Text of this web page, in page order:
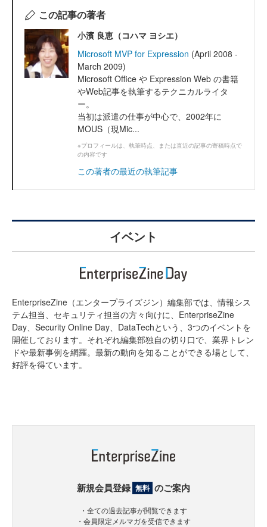
この記事の著者
小濱 良恵（コハマ ヨシエ）
Microsoft MVP for Expression (April 2008 -
March 2009)
Microsoft Office や Expression Web の書籍
やWeb記事を執筆するテクニカルライタ
ー。
当初は派遣の仕事が中心で、2002年に
MOUS（現Mic...
※プロフィールは、執筆時点、または直近の記事の寄稿時点で
の内容です
この著者の最近の執筆記事
イベント
EnterpriseZine（エンタープライズジン）編集部では、情報シス
テム担当、セキュリティ担当の方々向けに、EnterpriseZine
Day、Security Online Day、DataTechという、3つのイベントを
開催しております。それぞれ編集部独自の切り口で、業界トレン
ドや最新事例を網羅。最新の動向を知ることができる場として、
好評を得ています。
新規会員登録 無料 のご案内
・全ての過去記事が閲覧できます
・会員限定メルマガを受信できます